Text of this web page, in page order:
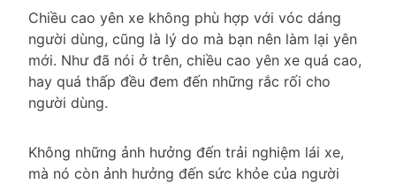
Chiều cao yên xe không phù hợp với vóc dáng
người dùng, cũng là lý do mà bạn nên làm lại yên
mới. Như đã nói ở trên, chiều cao yên xe quá cao,
hay quá thấp đều đem đến những rắc rối cho
người dùng.
Không những ảnh hưởng đến trải nghiệm lái xe,
mà nó còn ảnh hưởng đến sức khỏe của người